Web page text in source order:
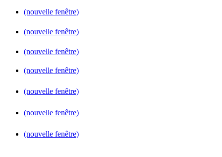
(nouvelle fenêtre)
(nouvelle fenêtre)
(nouvelle fenêtre)
(nouvelle fenêtre)
(nouvelle fenêtre)
(nouvelle fenêtre)
(nouvelle fenêtre)